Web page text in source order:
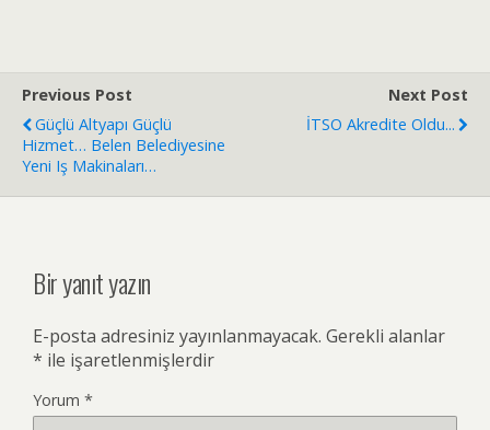
Previous Post
Güçlü Altyapı Güçlü
Hizmet… Belen Belediyesine
Yeni Iş Makinaları…
Next Post
İTSO Akredite Oldu...
Bir yanıt yazın
E-posta adresiniz yayınlanmayacak. Gerekli alanlar
* ile işaretlenmişlerdir
Yorum *